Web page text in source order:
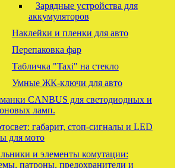
Зарядные устройства для
аккумуляторов
Наклейки и пленки для авто
Перепаковка фар
Табличка "Taxi" на стекло
Умные ЖК-ключи для авто
CANBUS для светодиодных и
ламп.
габарит, стоп-сигналы и LED
для мото
и элементы комутации:
патроны, предохранители и